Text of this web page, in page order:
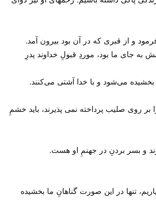
و از قبری که در آن بود بیرون آمد.
جای ما بود، موردِ قبولِ خداوند پدرِ
بخشیده می‌‌شود و با خدا آشتی می‌‌کنند.
روی صلیب پرداخته نمی پذیرند، باید خشمِ
و بسر بردنِ در جهنمِ او هست.
تنها در این صورت گناهانِ ما بخشیده